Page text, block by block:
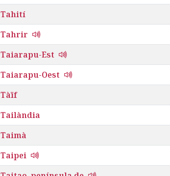
Tahití
Tahrir
Taiarapu-Est
Taiarapu-Oest
Tàïf
Tailàndia
Taimà
Taipei